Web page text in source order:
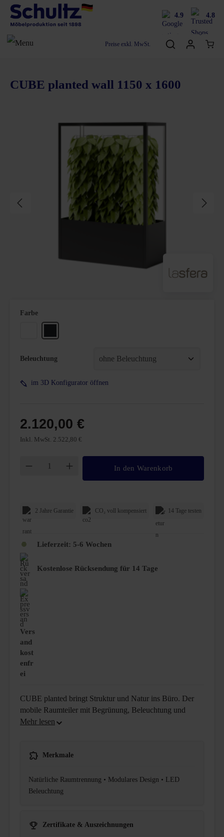
4.9 4.8
Preise exkl. MwSt.
CUBE planted wall 1150 x 1600
2 Jahre Garantie CO₂ voll kompensiert 14 Tage testen
Lieferzeit: 5-6 Wochen
Kostenlose Rücksendung für 14 Tage
Vers
and
kost
enfr
ei
CUBE planted bringt Struktur und Natur ins Büro. Der
mobile Raumteiler mit Begrünung, Beleuchtung und
2.120,00 €
Inkl. MwSt. 2.522,80 €
Farbeauswählen
Mattschwarz
Beleuchtung
im 3D Konfigurator öffnen
Produkt Anzahl: Gib den gewünschten
In den Warenkorb
Merkmale
Natürliche Raumtrennung • Modulares Design • LED
Beleuchtung
Zertifikate & Auszeichnungen